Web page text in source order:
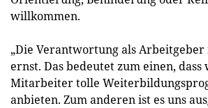
willkommen.
„Die Verantwortung als
ernst. Das bedeutet zum einen,
Mitarbeiter tolle
anbieten. Zum anderen ist es uns